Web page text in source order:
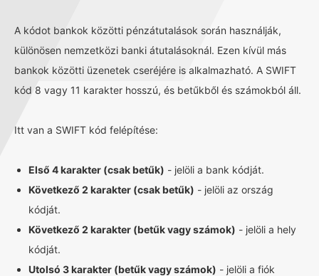
A kódot bankok közötti pénzátutalások során használják,
különösen nemzetközi banki átutalásoknál. Ezen kívül más
bankok közötti üzenetek cseréjére is alkalmazható. A SWIFT
kód 8 vagy 11 karakter hosszú, és betűkből és számokból áll.
Itt van a SWIFT kód felépítése:
Első 4 karakter (csak betűk) - jelöli a bank kódját.
Következő 2 karakter (csak betűk) - jelöli az ország
kódját.
Következő 2 karakter (betűk vagy számok) - jelöli a hely
kódját.
Utolsó 3 karakter (betűk vagy számok) - jelöli a fiók